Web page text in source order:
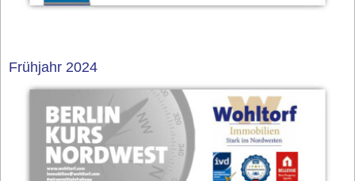
Frühjahr 2024